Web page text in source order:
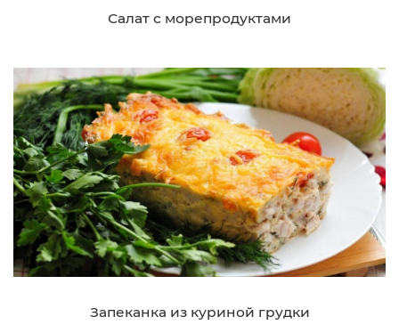
Салат с морепродуктами
Запеканка из куриной грудки